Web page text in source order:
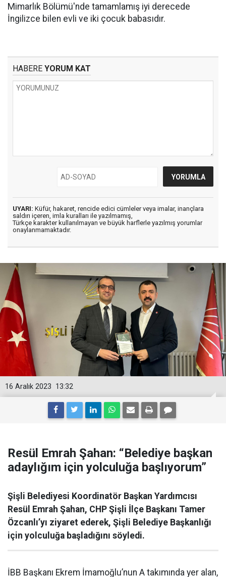
Mimarlık Bölümü'nde tamamlamış iyi derecede
İngilizce bilen evli ve iki çocuk babasıdır.
HABERE YORUM KAT
UYARI: Küfür, hakaret, rencide edici cümleler veya imalar, inançlara
saldırı içeren, imla kuralları ile yazılmamış,
Türkçe karakter kullanılmayan ve büyük harflerle yazılmış yorumlar
onaylanmamaktadır.
13:32
16 Aralık 2023
Resül Emrah Şahan: “Belediye başkan
adaylığım için yolculuğa başlıyorum”
Şişli Belediyesi Koordinatör Başkan Yardımcısı
Resül Emrah Şahan, CHP Şişli İlçe Başkanı Tamer
Özcanlı’yı ziyaret ederek, Şişli Belediye Başkanlığı
için yolculuğa başladığını söyledi.
İBB Başkanı Ekrem İmamoğlu’nun A takımında yer alan,